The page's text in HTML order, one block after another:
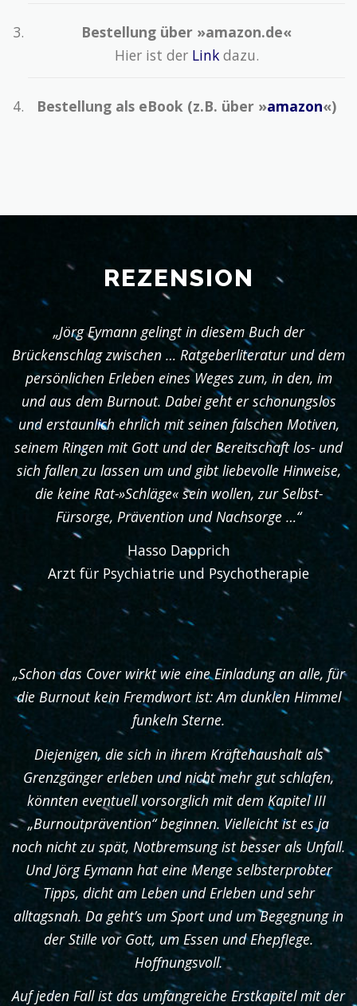
Bestellung über »amazon.de«
Hier ist der Linkdazu.
Bestellung als eBook (z.B. über »amazon«)
REZENSION
„Jörg Eymann gelingt in diesem Buch der
Brückenschlag zwischen … Ratgeberliteratur und dem
persönlichen Erleben eines Weges zum, in den, im
und aus dem Burnout. Dabei geht er schonungslos
und erstaunlich ehrlich mit seinen falschen Motiven,
seinem Ringen mit Gott und der Bereitschaft los- und
sich fallen zu lassen um und gibt liebevolle Hinweise,
die keine Rat-»Schläge« sein wollen, zur Selbst-
Fürsorge, Prävention und Nachsorge …“
Hasso Dapprich
Arzt für Psychiatrie und Psychotherapie
„Schon das Cover wirkt wie eine Einladung an alle, für
die Burnout kein Fremdwort ist: Am dunklen Himmel
funkeln Sterne.
Diejenigen, die sich in ihrem Kräftehaushalt als
Grenzgänger erleben und nicht mehr gut schlafen,
könnten eventuell vorsorglich mit dem Kapitel III
„Burnoutprävention“ beginnen. Vielleicht ist es ja
noch nicht zu spät, Notbremsung ist besser als Unfall.
Und Jörg Eymann hat eine Menge selbsterprobter
Tipps, dicht am Leben und Erleben und sehr
alltagsnah. Da geht’s um Sport und um Begegnung in
der Stille vor Gott, um Essen und Ehepflege.
Hoffnungsvoll.
Auf jeden Fall ist das umfangreiche Erstkapitel mit der